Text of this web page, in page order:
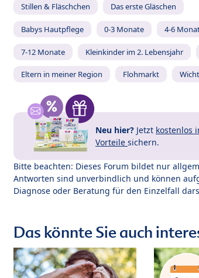
Stillen & Fläschchen Das erste Gläschen
Babys Hautpflege 0-3 Monate 4-6
7-12 Monate Kleinkinder im 2. Lebensjahr
Eltern in meiner Region Flohmarkt
Neu hier? Jetzt kostenlos
Vorteile sichern.
Bitte beachten: Dieses Forum bildet nur
Antworten sind unverbindlich und können
Diagnose oder Beratung für den Einzelfall
Das könnte Sie auch